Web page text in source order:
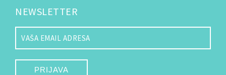
NEWSLETTER
PRIJAVA